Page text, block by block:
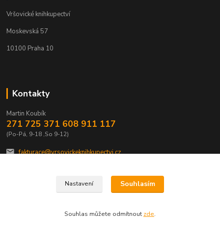
Vršovické knihkupectví
Moskevská 57
10100 Praha 10
Kontakty
Martin Koubík
271 725 371 608 911 117
(Po-Pá, 9-18 ,So 9-12)
fakturace@vrsovickeknihkupectvi.cz
Nastavení Souhlasím
Souhlas můžete odmítnout zde.